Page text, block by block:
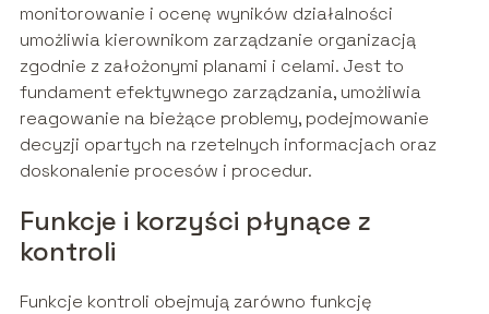
monitorowanie i ocenę wyników działalności
umożliwia kierownikom zarządzanie organizacją
zgodnie z założonymi planami i celami. Jest to
fundament efektywnego zarządzania, umożliwia
reagowanie na bieżące problemy, podejmowanie
decyzji opartych na rzetelnych informacjach oraz
doskonalenie procesów i procedur.
Funkcje i korzyści płynące z
kontroli
Funkcje kontroli obejmują zarówno funkcję